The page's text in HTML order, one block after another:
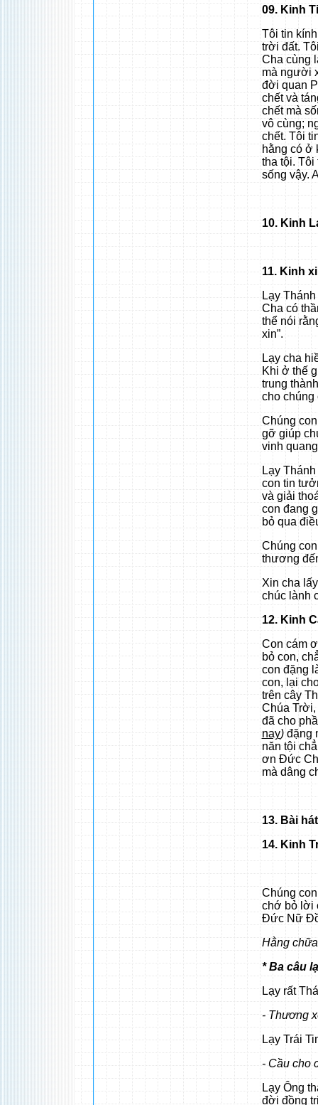
09. Kinh
Tôi tin
trời đất.
Cha cùng
mà người
đời quan
chết và
chết mà
vô cùng;
chết. Tôi
hằng có ở
tha tội.
sống vậy.
10. Kinh
11. Kinh
Lạy
Cha có
thể nói
xin”.
Lạy cha
Khi ở thế
trung
cho chúng
Chúng
gỡ giúp
vinh
Lạy
con tin
và giải
con đang
bỏ qua
Chúng
thương
Xin cha
chúc lành
12. Kinh
Con cám
bỏ con,
con đặng
con, lại
trên cây
Chúa
đã cho
nay)đặng
năn tội
ơn Đức
mà dâng
13. Bài
14. Kinh
Chúng
chớ bỏ lời
Đức Nữ
Hằng
* Ba câu
Lạy rất
- Thương
Lạy Trái
- Cầu cho
Lạy Ông
đời đồng